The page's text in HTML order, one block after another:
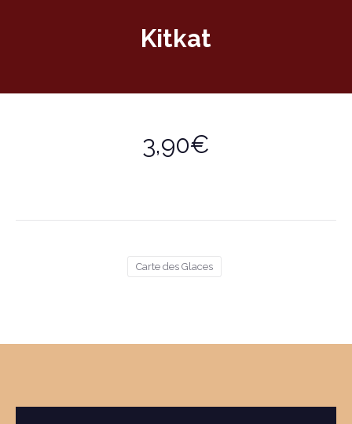
Kitkat
3,90€
Carte des Glaces